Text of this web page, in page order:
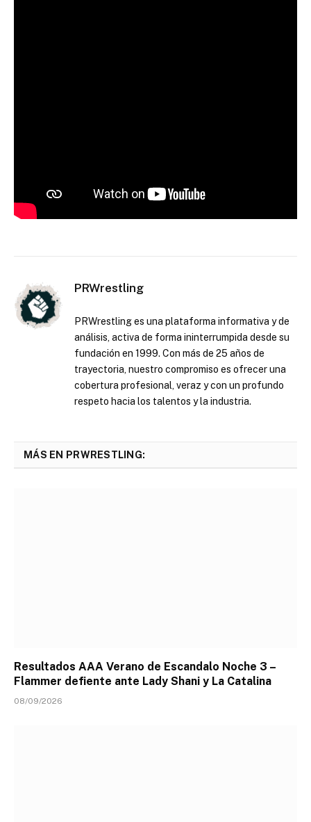
PRWrestling
PRWrestling es una plataforma informativa y de
análisis, activa de forma ininterrumpida desde su
fundación en 1999. Con más de 25 años de
trayectoria, nuestro compromiso es ofrecer una
cobertura profesional, veraz y con un profundo
respeto hacia los talentos y la industria.
MÁS EN PRWRESTLING:
Resultados AAA Verano de Escandalo Noche 3 –
Flammer defiente ante Lady Shani y La Catalina
08/09/2026